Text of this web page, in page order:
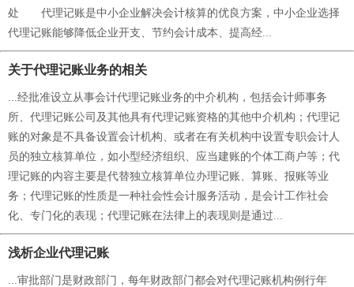
处 代理记账是中小企业解决会计核算的优良方案，中小企业选择
代理记账能够降低企业开支、节约会计成本、提高经...
关于代理记账业务的相关
...经批准设立从事会计代理记账业务的中介机构，包括会计师事务
所、代理记账公司及其他具有代理记账资格的其他中介机构；代理记
账的对象是不具备设置会计机构、或者在有关机构中设置专职会计人
员的独立核算单位，如小型经济组织、应当建账的个体工商户等；代
理记账的内容主要是代替独立核算单位办理记账、算账、报账等业
务；代理记账的性质是一种社会性会计服务活动，是会计工作社会
化、专门化的表现；代理记账在法律上的表现则是通过...
浅析企业代理记账
...审批部门是财政部门，每年财政部门都会对代理记账机构例行年